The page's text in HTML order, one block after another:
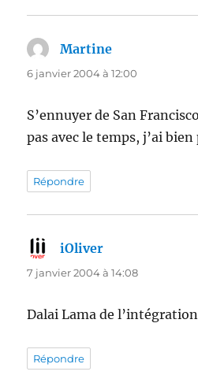
Martine
6 janvier 2004 à 12:00
S’ennuyer de San
pas avec le temps, j’ai
Répondre
iOliver
7 janvier 2004 à 14:08
Dalai Lama de l’intégration
Répondre